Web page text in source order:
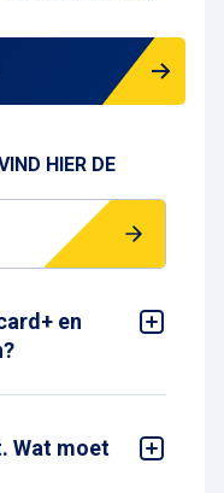
HIER DE
en
is niet meer nodig
Wat moet